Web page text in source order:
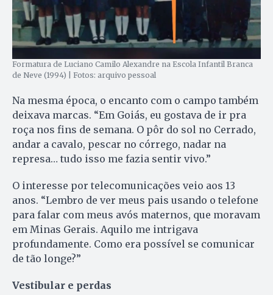
Formatura de Luciano Camilo Alexandre na Escola Infantil Branca
de Neve (1994) | Fotos: arquivo pessoal
Na mesma época, o encanto com o campo também
deixava marcas. “Em Goiás, eu gostava de ir pra
roça nos fins de semana. O pôr do sol no Cerrado,
andar a cavalo, pescar no córrego, nadar na
represa… tudo isso me fazia sentir vivo.”
O interesse por telecomunicações veio aos 13
anos. “Lembro de ver meus pais usando o telefone
para falar com meus avós maternos, que moravam
em Minas Gerais. Aquilo me intrigava
profundamente. Como era possível se comunicar
de tão longe?”
Vestibular e perdas